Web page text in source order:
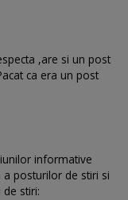
,are si un post
ca era un post
informative
posturilor de stiri si
stiri: